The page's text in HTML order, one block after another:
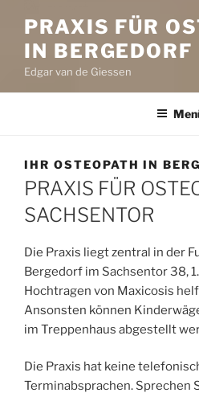
PRAXIS FÜR
IN BERGEDORF
Edgar van de Giessen
IHR OSTEOPATH IN
PRAXIS FÜR
SACHSENTOR
Die Praxis liegt zentral in der
Bergedorf im Sachsentor 38,
Hochtragen von Maxicosis
Ansonsten können
im Treppenhaus abgestellt
Die Praxis hat keine
Terminabsprachen. Sprechen